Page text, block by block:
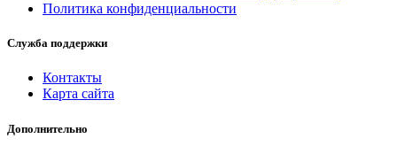
Политика конфиденциальности
Служба поддержки
Контакты
Карта сайта
Дополнительно